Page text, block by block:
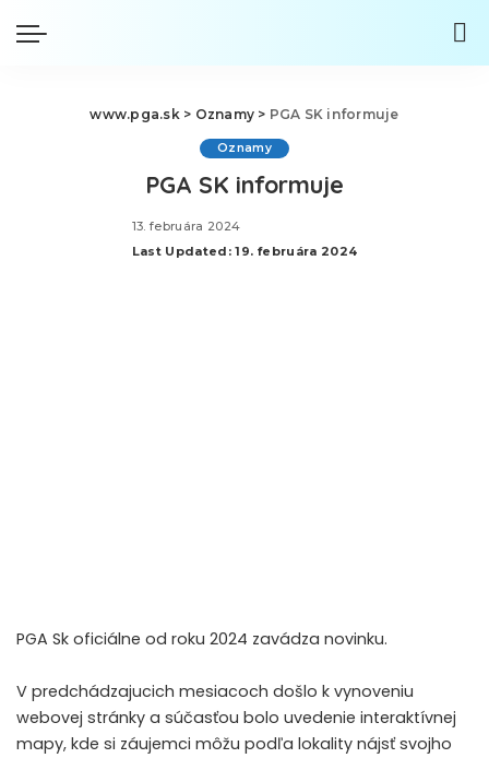
www.pga.sk> Oznamy > PGA SK informuje
Oznamy
PGA SK informuje
13. februára 2024
Last Updated: 19. februára 2024
PGA Sk oficiálne od roku 2024 zavádza novinku.
V predchádzajucich mesiacoch došlo k vynoveniu
webovej stránky a súčasťou bolo uvedenie interaktívnej
mapy, kde si záujemci môžu podľa lokality nájsť svojho